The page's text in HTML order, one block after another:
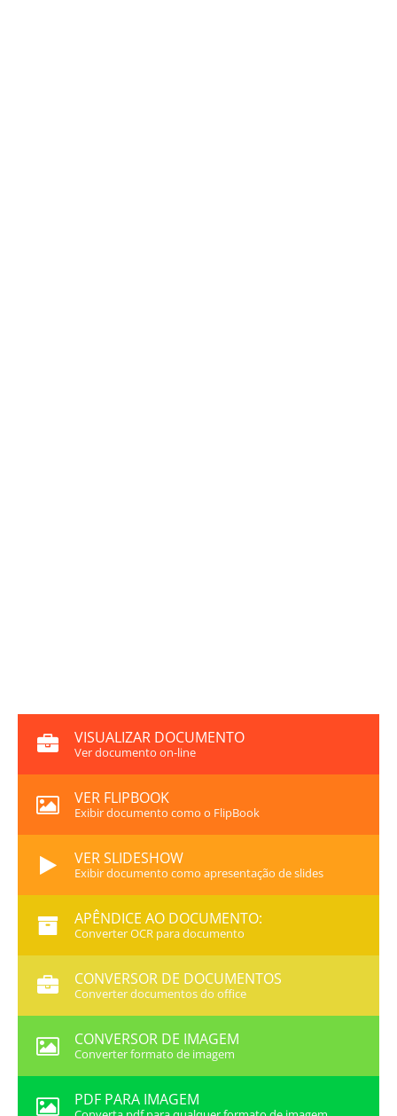
VISUALIZAR DOCUMENTO
Ver documento on-line
VER FLIPBOOK
Exibir documento como o FlipBook
VER SLIDESHOW
Exibir documento como apresentação de slides
APÊNDICE AO DOCUMENTO:
Converter OCR para documento
CONVERSOR DE DOCUMENTOS
Converter documentos do office
CONVERSOR DE IMAGEM
Converter formato de imagem
PDF PARA IMAGEM